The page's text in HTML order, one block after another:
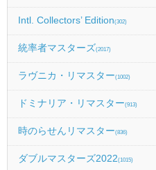
Intl. Collectors’ Edition(302)
統率者マスターズ(2017)
ラヴニカ・リマスター(1002)
ドミナリア・リマスター(913)
時のらせんリマスター(836)
ダブルマスターズ2022(1015)